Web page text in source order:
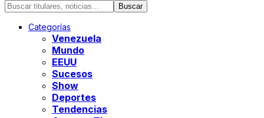
Categorías
Venezuela
Mundo
EEUU
Sucesos
Show
Deportes
Tendencias